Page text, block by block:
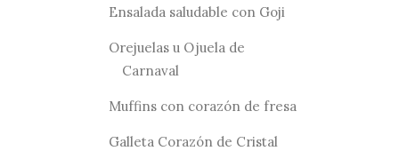
Ensalada saludable con Goji
Orejuelas u Ojuela de
Carnaval
Muffins con corazón de fresa
Galleta Corazón de Cristal